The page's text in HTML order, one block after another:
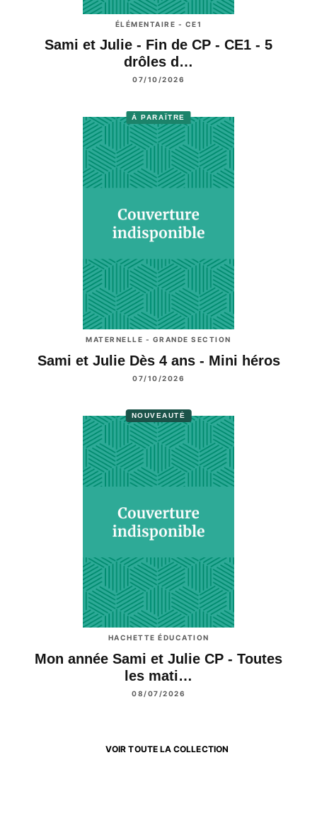
ÉLÉMENTAIRE - CE1
Sami et Julie - Fin de CP - CE1 - 5
drôles d…
07/10/2026
À PARAÎTRE
MATERNELLE - GRANDE SECTION
Sami et Julie Dès 4 ans - Mini héros
07/10/2026
NOUVEAUTÉ
HACHETTE ÉDUCATION
Mon année Sami et Julie CP - Toutes
les mati…
08/07/2026
VOIR TOUTE LA COLLECTION